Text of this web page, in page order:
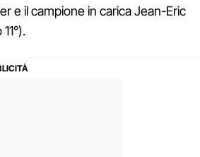
e il campione in carica Jean-Eric